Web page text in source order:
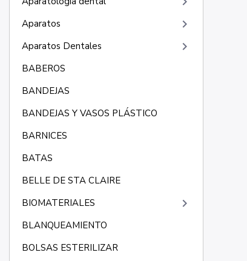
Aparatos keyboard_arrow_right
Aparatos Dentales keyboard_arrow_right
BABEROS
BANDEJAS
BANDEJAS Y VASOS PLÁSTICO
BARNICES
BATAS
BELLE DE STA CLAIRE
BIOMATERIALES
keyboard_arrow_right
BLANQUEAMIENTO
BOLSAS ESTERILIZAR